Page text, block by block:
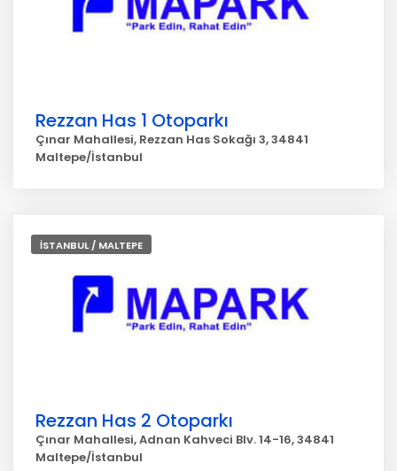
Rezzan Has 1 Otoparkı
Çınar Mahallesi, Rezzan Has Sokağı 3, 34841
Maltepe/İstanbul
İSTANBUL / MALTEPE
Rezzan Has 2 Otoparkı
Çınar Mahallesi, Adnan Kahveci Blv. 14-16, 34841
Maltepe/İstanbul